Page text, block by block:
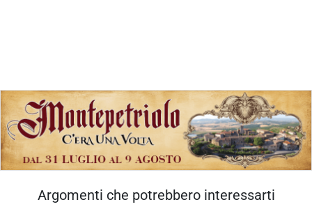
Argomenti che potrebbero interessarti